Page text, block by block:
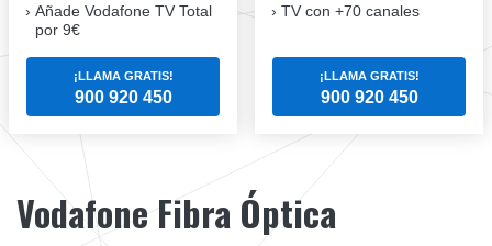
Añade Vodafone TV Total
por 9€
¡LLAMA GRATIS!
900 920 450
TV con +70 canales
¡LLAMA GRATIS!
900 920 450
Vodafone Fibra Óptica